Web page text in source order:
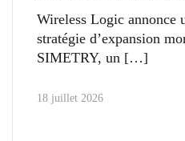
Wireless Logic annonce
stratégie d’expansion
SIMETRY, un
18 juillet 2026